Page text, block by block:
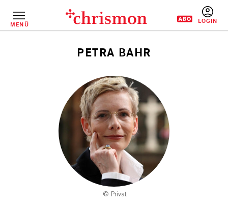
InhaltMENÜ
PETRA BAHR
Privat